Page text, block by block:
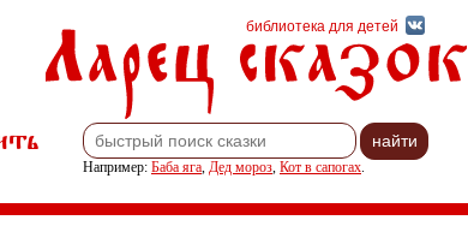
библиотека для детей
Ларец сказок
Например: Баба яга Дед мороз Кот в сапогах